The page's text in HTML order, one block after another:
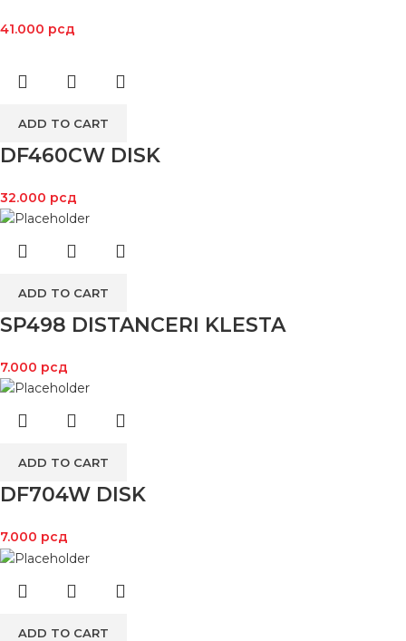
41.000 рсд
ADD TO CART
DF460CW DISK
32.000 рсд
ADD TO CART
SP498 DISTANCERI KLESTA
7.000 рсд
ADD TO CART
DF704W DISK
7.000 рсд
ADD TO CART